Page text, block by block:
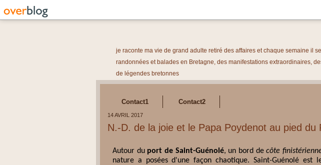
je raconte ma vie de grand adulte retiré des affaires et chaque semaine il
randonnées et balades en Bretagne, des manifestations extraordinaires,
de légendes bretonnes
Contact1 Contact2
14 AVRIL 2017
N.-D. de la joie et le Papa Poydenot au pied du
Autour du port de Saint-Guénolé, un bord decôte
nature a posées d'une façon chaotique. Saint-Guénolé est